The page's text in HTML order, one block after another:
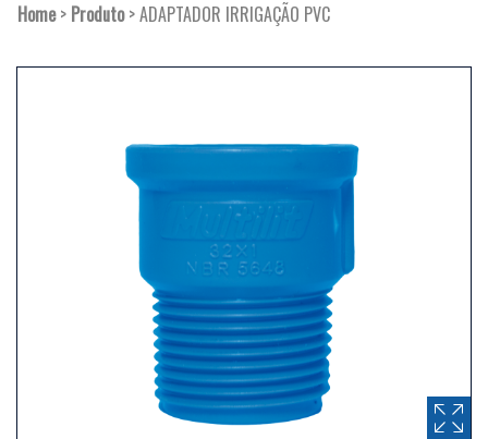
Home> Produto>ADAPTADOR IRRIGAÇÃO PVC